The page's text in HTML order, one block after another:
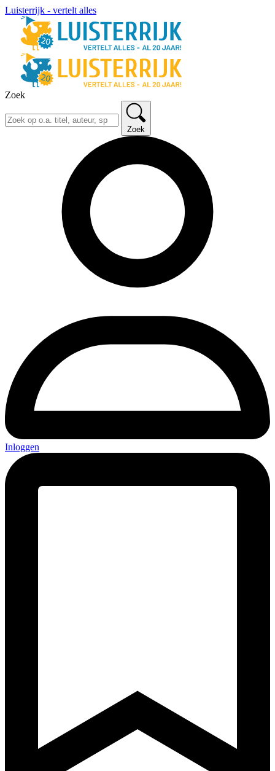
Luisterrijk - vertelt alles
Zoek
Zoek
Inloggen